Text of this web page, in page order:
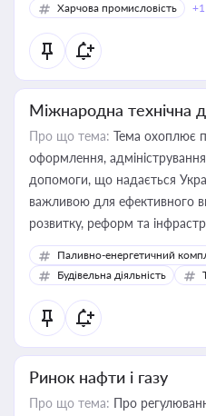
Харчова промисловість
+1
Міжнародна технічна
Про що тема: Тема охоплює
оформлення,
допомоги, що надається
важливою для ефективного
розвитку, реформ та
Паливно-енергетичний
Будівельна діяльність
Ринок нафти і газу
Про що тема: Про